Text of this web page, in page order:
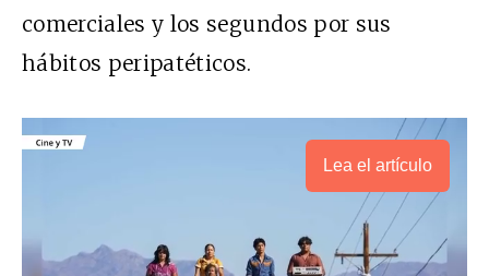
comerciales y los segundos por sus
hábitos peripatéticos.
Lea el artículo